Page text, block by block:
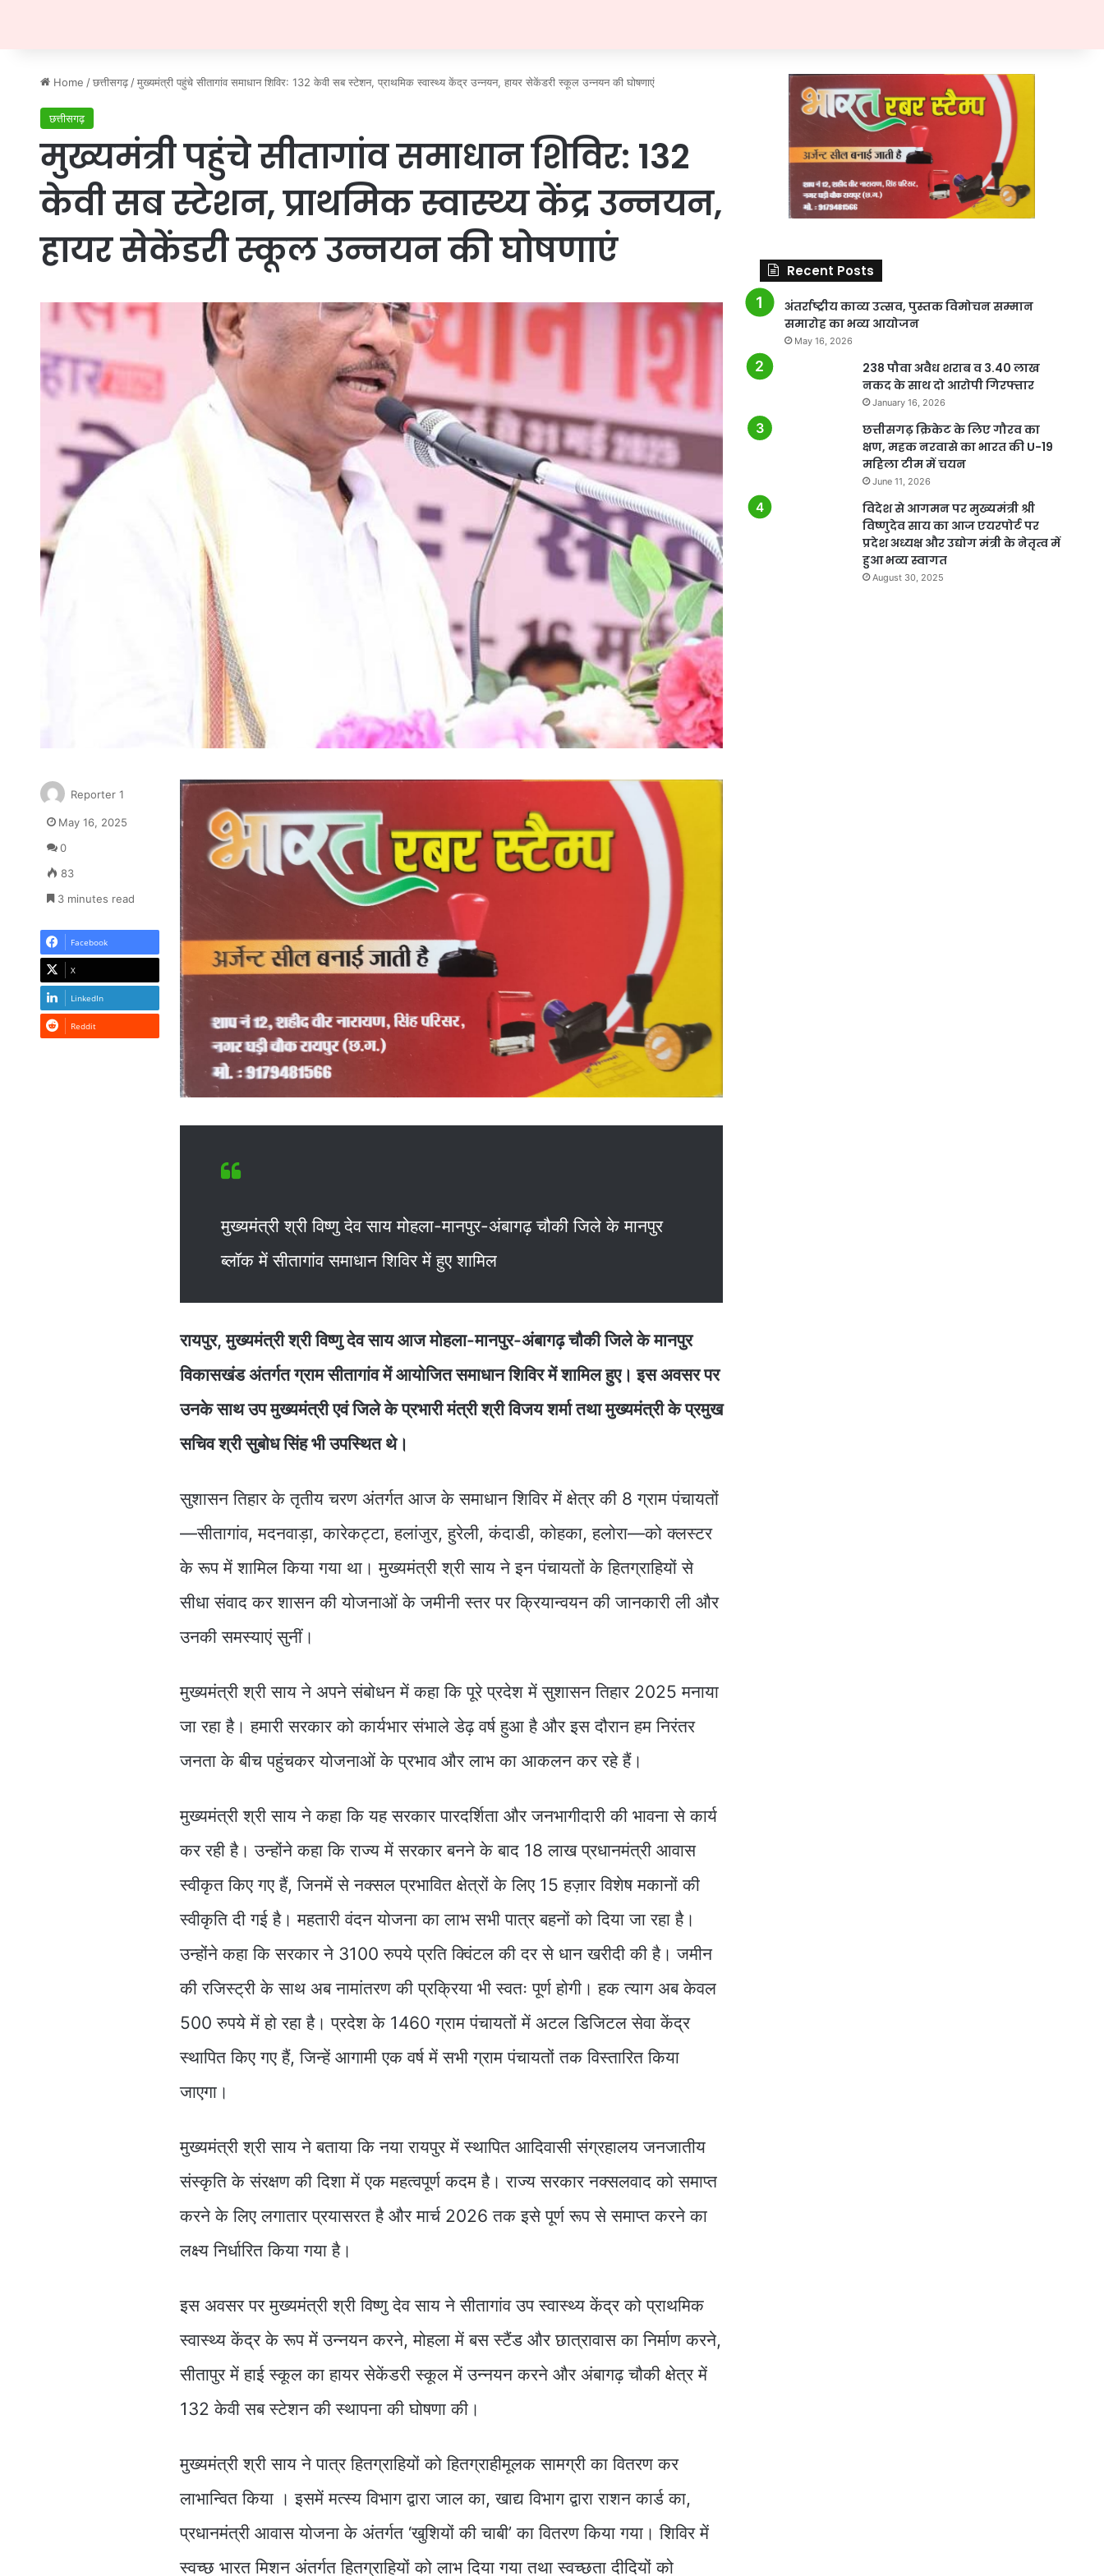
Home / छत्तीसगढ़ / मुख्यमंत्री पहुंचे सीतागांव समाधान शिविर: 132 केवी सब स्टेशन, प्राथमिक स्वास्थ्य केंद्र उन्नयन, हायर सेकेंडरी स्कूल उन्नयन की घोषणाएं
छत्तीसगढ़
मुख्यमंत्री पहुंचे सीतागांव समाधान शिविर: 132
केवी सब स्टेशन, प्राथमिक स्वास्थ्य केंद्र उन्नयन,
हायर सेकेंडरी स्कूल उन्नयन की घोषणाएं
मुख्यमंत्री श्री विष्णु देव साय मोहला-मानपुर-अंबागढ़ चौकी जिले के मानपुर
ब्लॉक में सीतागांव समाधान शिविर में हुए शामिल
रायपुर, मुख्यमंत्री श्री विष्णु देव साय आज मोहला-मानपुर-अंबागढ़ चौकी जिले के मानपुर
विकासखंड अंतर्गत ग्राम सीतागांव में आयोजित समाधान शिविर में शामिल हुए। इस अवसर पर
उनके साथ उप मुख्यमंत्री एवं जिले के प्रभारी मंत्री श्री विजय शर्मा तथा मुख्यमंत्री के प्रमुख
सचिव श्री सुबोध सिंह भी उपस्थित थे।
सुशासन तिहार के तृतीय चरण अंतर्गत आज के समाधान शिविर में क्षेत्र की 8 ग्राम पंचायतों
—सीतागांव, मदनवाड़ा, कारेकट्टा, हलांजुर, हुरेली, कंदाडी, कोहका, हलोरा—को क्लस्टर
के रूप में शामिल किया गया था। मुख्यमंत्री श्री साय ने इन पंचायतों के हितग्राहियों से
सीधा संवाद कर शासन की योजनाओं के जमीनी स्तर पर क्रियान्वयन की जानकारी ली और
उनकी समस्याएं सुनीं।
मुख्यमंत्री श्री साय ने अपने संबोधन में कहा कि पूरे प्रदेश में सुशासन तिहार 2025 मनाया
जा रहा है। हमारी सरकार को कार्यभार संभाले डेढ़ वर्ष हुआ है और इस दौरान हम निरंतर
जनता के बीच पहुंचकर योजनाओं के प्रभाव और लाभ का आकलन कर रहे हैं।
मुख्यमंत्री श्री साय ने कहा कि यह सरकार पारदर्शिता और जनभागीदारी की भावना से कार्य
कर रही है। उन्होंने कहा कि राज्य में सरकार बनने के बाद 18 लाख प्रधानमंत्री आवास
स्वीकृत किए गए हैं, जिनमें से नक्सल प्रभावित क्षेत्रों के लिए 15 हज़ार विशेष मकानों की
स्वीकृति दी गई है। महतारी वंदन योजना का लाभ सभी पात्र बहनों को दिया जा रहा है।
उन्होंने कहा कि सरकार ने 3100 रुपये प्रति क्विंटल की दर से धान खरीदी की है। जमीन
की रजिस्ट्री के साथ अब नामांतरण की प्रक्रिया भी स्वतः पूर्ण होगी। हक त्याग अब केवल
500 रुपये में हो रहा है। प्रदेश के 1460 ग्राम पंचायतों में अटल डिजिटल सेवा केंद्र
स्थापित किए गए हैं, जिन्हें आगामी एक वर्ष में सभी ग्राम पंचायतों तक विस्तारित किया
जाएगा।
मुख्यमंत्री श्री साय ने बताया कि नया रायपुर में स्थापित आदिवासी संग्रहालय जनजातीय
संस्कृति के संरक्षण की दिशा में एक महत्वपूर्ण कदम है। राज्य सरकार नक्सलवाद को समाप्त
करने के लिए लगातार प्रयासरत है और मार्च 2026 तक इसे पूर्ण रूप से समाप्त करने का
लक्ष्य निर्धारित किया गया है।
इस अवसर पर मुख्यमंत्री श्री विष्णु देव साय ने सीतागांव उप स्वास्थ्य केंद्र को प्राथमिक
स्वास्थ्य केंद्र के रूप में उन्नयन करने, मोहला में बस स्टैंड और छात्रावास का निर्माण करने,
सीतापुर में हाई स्कूल का हायर सेकेंडरी स्कूल में उन्नयन करने और अंबागढ़ चौकी क्षेत्र में
132 केवी सब स्टेशन की स्थापना की घोषणा की।
मुख्यमंत्री श्री साय ने पात्र हितग्राहियों को हितग्राहीमूलक सामग्री का वितरण कर
लाभान्वित किया । इसमें मत्स्य विभाग द्वारा जाल का, खाद्य विभाग द्वारा राशन कार्ड का,
प्रधानमंत्री आवास योजना के अंतर्गत ‘खुशियों की चाबी’ का वितरण किया गया। शिविर में
स्वच्छ भारत मिशन अंतर्गत हितग्राहियों को लाभ दिया गया तथा स्वच्छता दीदियों को
Reporter 1
May 16, 2025
0
83
3 minutes read
Facebook
X
LinkedIn
Reddit
Recent Posts
अंतर्राष्ट्रीय काव्य उत्सव, पुस्तक विमोचन सम्मान
समारोह का भव्य आयोजन
May 16, 2026
238 पौवा अवैध शराब व 3.40 लाख
नकद के साथ दो आरोपी गिरफ्तार
January 16, 2026
छत्तीसगढ़ क्रिकेट के लिए गौरव का
क्षण, महक नरवासे का भारत की U-19
महिला टीम में चयन
June 11, 2026
विदेश से आगमन पर मुख्यमंत्री श्री
विष्णुदेव साय का आज एयरपोर्ट पर
प्रदेश अध्यक्ष और उद्योग मंत्री के नेतृत्व में
हुआ भव्य स्वागत
August 30, 2025